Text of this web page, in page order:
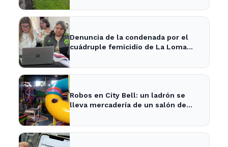
Denuncia de la condenada por el
cuádruple femicidio de La Loma
Robos en City Bell: un ladrón se
lleva mercadería de un salón de